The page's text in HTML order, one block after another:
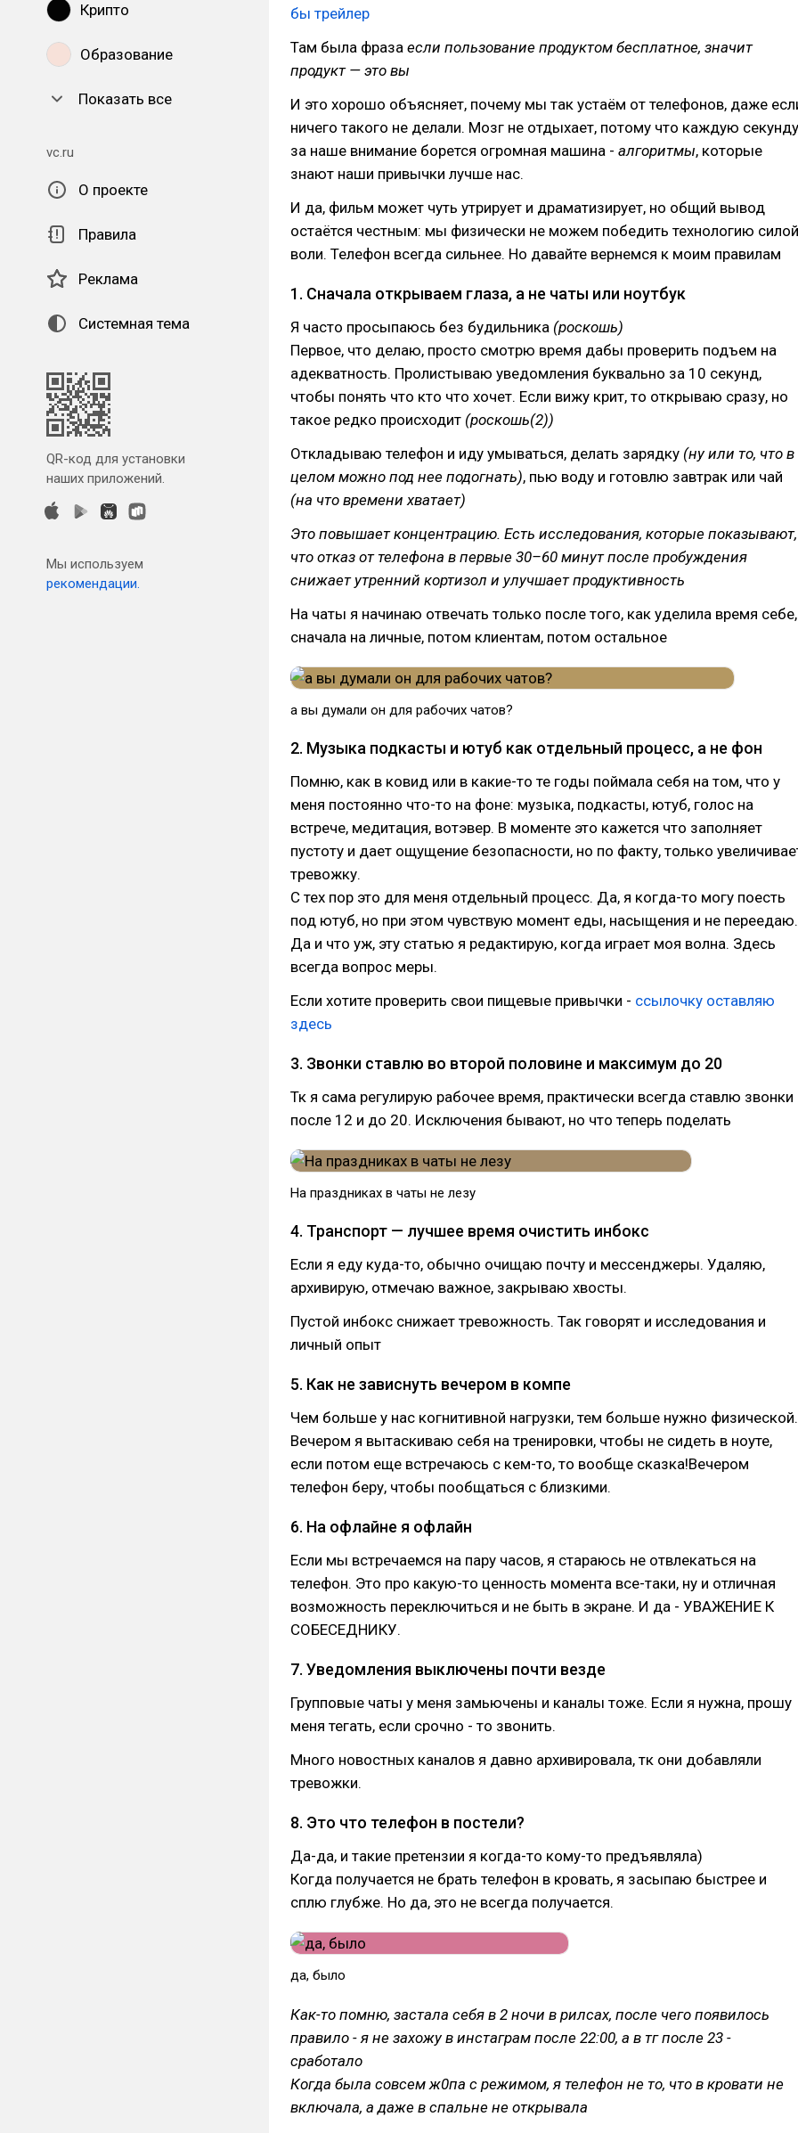
Крипто
Образование
Показать все
vc.ru
О проекте
Правила
Реклама
Системная тема
QR-код для установки
наших приложений.
Мы используем
рекомендации.
бы трейлер
Там была фраза если пользование продуктом бесплатное, значит
продукт — это вы
И это хорошо объясняет, почему мы так устаём от телефонов, даже
ничего такого не делали. Мозг не отдыхает, потому что каждую секунду
за наше внимание борется огромная машина - алгоритмы, которые
знают наши привычки лучше нас.
И да, фильм может чуть утрирует и драматизирует, но общий вывод
остаётся честным: мы физически не можем победить технологию силой
воли. Телефон всегда сильнее. Но давайте вернемся к моим правилам
1. Сначала открываем глаза, а не чаты или ноутбук
Я часто просыпаюсь без будильника (роскошь)
Первое, что делаю, просто смотрю время дабы проверить подъем на
адекватность. Пролистываю уведомления буквально за 10 секунд,
чтобы понять что кто что хочет. Если вижу крит, то открываю сразу, но
такое редко происходит (роскошь(2))
Откладываю телефон и иду умываться, делать зарядку (ну или то, что в
целом можно под нее подогнать), пью воду и готовлю завтрак или чай
(на что времени хватает)
Это повышает концентрацию. Есть исследования, которые показывают,
что отказ от телефона в первые 30–60 минут после пробуждения
снижает утренний кортизол и улучшает продуктивность
На чаты я начинаю отвечать только после того, как уделила время себе,
сначала на личные, потом клиентам, потом остальное
а вы думали он для рабочих чатов?
2. Музыка подкасты и ютуб как отдельный процесс, а не фон
Помню, как в ковид или в какие-то те годы поймала себя на том, что у
меня постоянно что-то на фоне: музыка, подкасты, ютуб, голос на
встрече, медитация, вотэвер. В моменте это кажется что заполняет
пустоту и дает ощущение безопасности, но по факту, только
тревожку.
С тех пор это для меня отдельный процесс. Да, я когда-то могу поесть
под ютуб, но при этом чувствую момент еды, насыщения и не переедаю.
Да и что уж, эту статью я редактирую, когда играет моя волна. Здесь
всегда вопрос меры.
Если хотите проверить свои пищевые привычки - ссылочку оставляю
здесь
3. Звонки ставлю во второй половине и максимум до 20
Тк я сама регулирую рабочее время, практически всегда ставлю звонки
после 12 и до 20. Исключения бывают, но что теперь поделать
На праздниках в чаты не лезу
4. Транспорт — лучшее время очистить инбокс
Если я еду куда-то, обычно очищаю почту и мессенджеры. Удаляю,
архивирую, отмечаю важное, закрываю хвосты.
Пустой инбокс снижает тревожность. Так говорят и исследования и
личный опыт
5. Как не зависнуть вечером в компе
Чем больше у нас когнитивной нагрузки, тем больше нужно физической.
Вечером я вытаскиваю себя на тренировки, чтобы не сидеть в ноуте,
если потом еще встречаюсь с кем-то, то вообще сказка!Вечером
телефон беру, чтобы пообщаться с близкими.
6. На офлайне я офлайн
Если мы встречаемся на пару часов, я стараюсь не отвлекаться на
телефон. Это про какую-то ценность момента все-таки, ну и отличная
возможность переключиться и не быть в экране. И да - УВАЖЕНИЕ К
СОБЕСЕДНИКУ.
7. Уведомления выключены почти везде
Групповые чаты у меня замьючены и каналы тоже. Если я нужна, прошу
меня тегать, если срочно - то звонить.
Много новостных каналов я давно архивировала, тк они добавляли
тревожки.
8. Это что телефон в постели?
Да-да, и такие претензии я когда-то кому-то предъявляла)
Когда получается не брать телефон в кровать, я засыпаю быстрее и
сплю глубже. Но да, это не всегда получается.
да, было
Как-то помню, застала себя в 2 ночи в рилсах, после чего появилось
правило - я не захожу в инстаграм после 22:00, а в тг после 23 -
сработало
Когда была совсем ж0па с режимом, я телефон не то, что в кровати не
включала, а даже в спальне не открывала